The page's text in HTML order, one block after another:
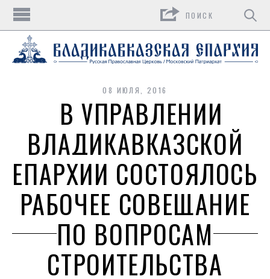
08 ИЮЛЯ, 2016
В УПРАВЛЕНИИ
ВЛАДИКАВКАЗСКОЙ
ЕПАРХИИ СОСТОЯЛОСЬ
РАБОЧЕЕ СОВЕЩАНИЕ
ПО ВОПРОСАМ
СТРОИТЕЛЬСТВА